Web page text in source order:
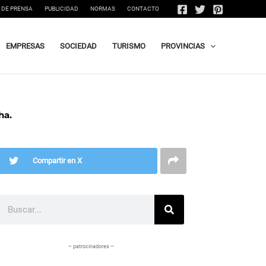
PRENSA PUBLICIDAD NORMAS CONTACTO
EMPRESAS SOCIEDAD TURISMO PROVINCIAS
Compartir en X
– patrocinadores –